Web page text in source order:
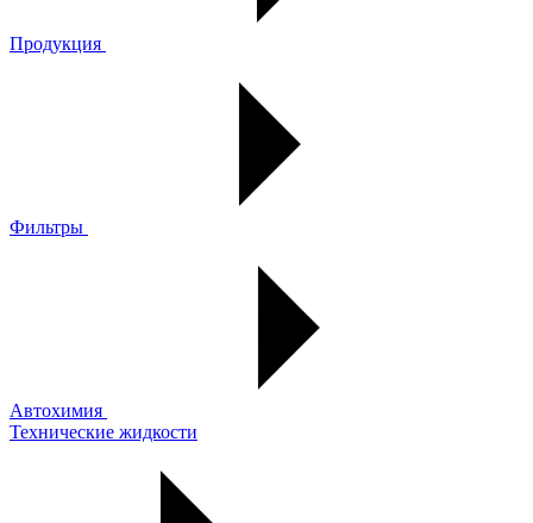
Продукция
Фильтры
Автохимия
Технические жидкости